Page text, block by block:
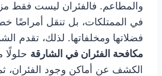
والمطاعم. فالفئران ليست فقط
في الممتلكات، بل تنقل أمراضًا
فضلاتها ومخلفاتها. لذلك، تقدم
مكافحة الفئران في الشارقة حلولًا
الكشف عن أماكن وجود الفئران،